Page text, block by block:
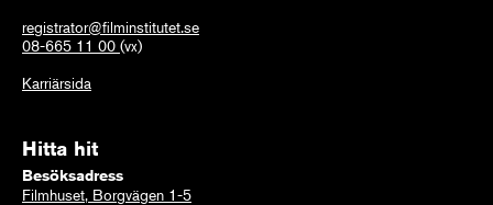
registrator@filminstitutet.se
08-665 11 00 (vx)
Karriärsida
Hitta hit
Besöksadress
Filmhuset, Borgvägen 1-5